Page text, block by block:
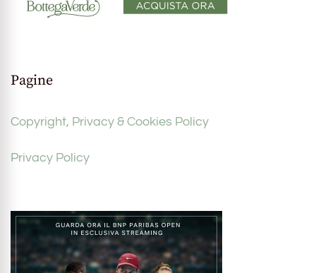
Pagine
Copyright, Privacy & Cookies Policy
Privacy Policy